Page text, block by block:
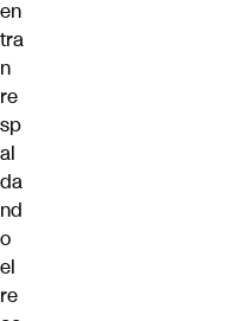
en
tra
n
re
sp
al
da
nd
o
el
re